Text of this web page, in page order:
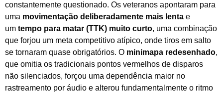
constantemente questionado. Os veteranos apontaram para
uma movimentação deliberadamente mais lenta e
um tempo para matar (TTK) muito curto, uma combinação
que forjou um meta competitivo atípico, onde tiros em salto
se tornaram quase obrigatórios. O minimapa redesenhado,
que omitia os tradicionais pontos vermelhos de disparos
não silenciados, forçou uma dependência maior no
rastreamento por áudio e alterou fundamentalmente o ritmo